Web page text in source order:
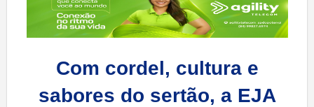
Com cordel, cultura e
sabores do sertão, a EJA